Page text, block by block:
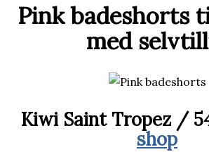
Pink badeshorts
med
Kiwi Saint Tropez /
shop